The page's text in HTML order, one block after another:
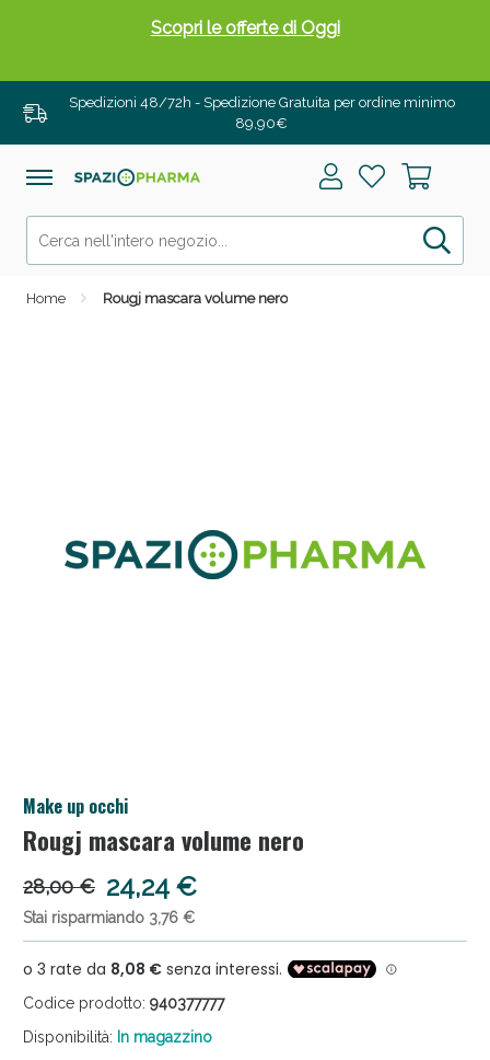
Spedizioni 48/72h - Spedizione Gratuita per ordine minimo
89,90€
Home Rougj mascara volume nero
Make up occhi
Rougj mascara volume nero
28,00 € 24,24 €
Stai risparmiando 3,76 €
Codice prodotto: 940377777
Disponibilità: In magazzino
Scopri le offerte di Oggi
Salini e Multivitaminici: oggi Sconto extra fino al